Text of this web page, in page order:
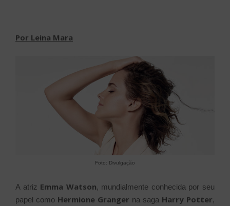
Por Leina Mara
Foto: Divulgação
A atriz Emma Watson, mundialmente conhecida por seu
papel como Hermione Granger na saga Harry Potter,